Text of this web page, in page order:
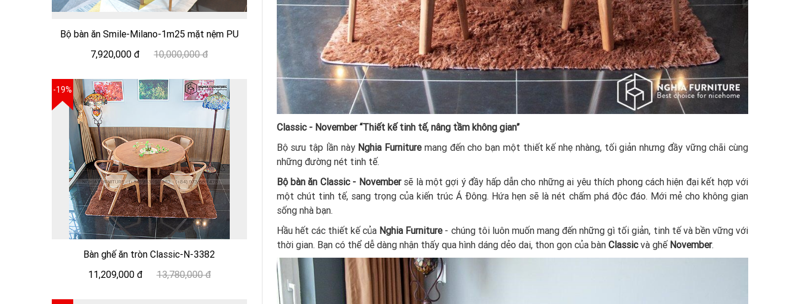
Classic - November “Thiết kế tinh tế, nâng tầm không gian”
Bộ sưu tập lần này Nghia Furnituremang đến cho bạn một thiết kế nhẹ nhàng, tối giản nhưng đầy vững chãi cùng
những đường nét tinh tế.
Bộ bàn ăn Classic - Novembersẽ là một gợi ý đầy hấp dẫn cho những ai yêu thích phong cách hiện đại kết hợp với
một chút tinh tế, sang trọng của kiến trúc Á Đông. Hứa hẹn sẽ là nét chấm phá độc đáo. Mới mẻ cho không gian
sống nhà bạn.
Hầu hết các thiết kế của Nghia Furniture- chúng tôi luôn muốn mang đến những gì tối giản, tinh tế và bền vững với
thời gian. Bạn có thể dễ dàng nhận thấy qua hình dáng dẻo dai, thon gọn của bàn Classicvà ghế November.
Bộ bàn ăn Smile-Milano-1m25 mặt nệm PU
đen
7,920,000 đ 10,000,000 đ
-19%
Bàn ghế ăn tròn Classic-N-3382
11,209,000 đ
13,780,000 đ